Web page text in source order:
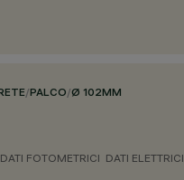
/PALCO/Ø 102MM
DATI FOTOMETRICI DATI ELETTRICI